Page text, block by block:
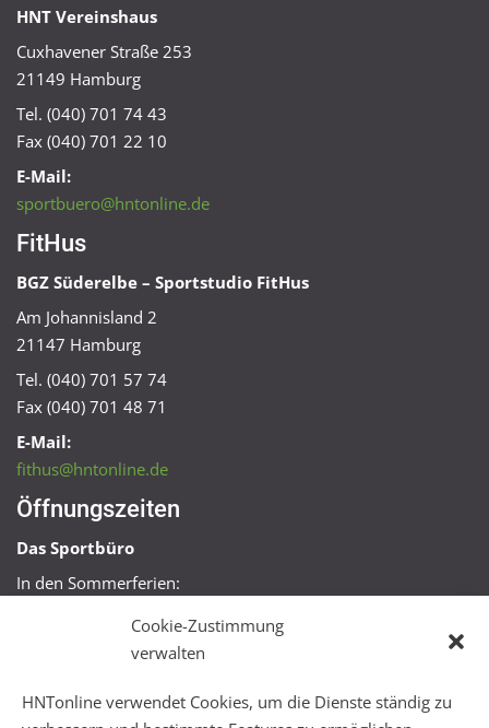
Cookie-Zustimmung
verwalten
HNTonline verwendet Cookies, um die Dienste ständig zu
HNT Vereinshaus
Cuxhavener Straße 253
21149 Hamburg
Tel. (040) 701 74 43
Fax (040) 701 22 10
E-Mail:
sportbuero@hntonline.de
FitHus
BGZ Süderelbe – Sportstudio FitHus
Am Johannisland 2
21147 Hamburg
Tel. (040) 701 57 74
Fax (040) 701 48 71
E-Mail:
fithus@hntonline.de
Öffnungszeiten
Das Sportbüro
In den Sommerferien:
Mo + Mi 16:00 – 18:00 Uhr
Mo – Fr 08:00 – 22:00 Uhr